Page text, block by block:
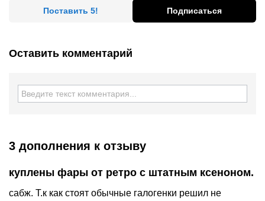
Поставить 5! Подписаться
Оставить комментарий
3 дополнения к отзыву
куплены фары от ретро с штатным ксеноном.
сабж. Т.к как стоят обычные галогенки решил не